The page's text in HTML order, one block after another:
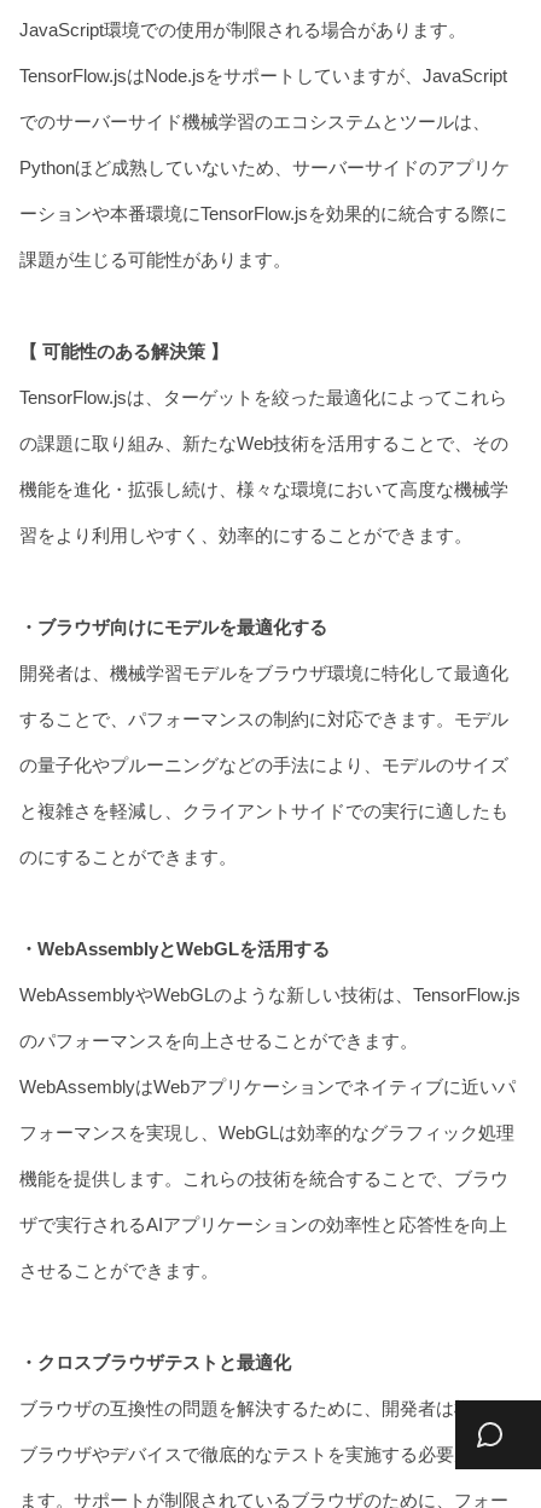
JavaScript環境での使用が制限される場合があります。
TensorFlow.jsはNode.jsをサポートしていますが、JavaScript
でのサーバーサイド機械学習のエコシステムとツールは、
Pythonほど成熟していないため、サーバーサイドのアプリケ
ーションや本番環境にTensorFlow.jsを効果的に統合する際に
課題が生じる可能性があります。
【 可能性のある解決策 】
TensorFlow.jsは、ターゲットを絞った最適化によってこれら
の課題に取り組み、新たなWeb技術を活用することで、その
機能を進化・拡張し続け、様々な環境において高度な機械学
習をより利用しやすく、効率的にすることができます。
・ブラウザ向けにモデルを最適化する
開発者は、機械学習モデルをブラウザ環境に特化して最適化
することで、パフォーマンスの制約に対応できます。モデル
の量子化やプルーニングなどの手法により、モデルのサイズ
と複雑さを軽減し、クライアントサイドでの実行に適したも
のにすることができます。
・WebAssemblyとWebGLを活用する
WebAssemblyやWebGLのような新しい技術は、TensorFlow.js
のパフォーマンスを向上させることができます。
WebAssemblyはWebアプリケーションでネイティブに近いパ
フォーマンスを実現し、WebGLは効率的なグラフィック処理
機能を提供します。これらの技術を統合することで、ブラウ
ザで実行されるAIアプリケーションの効率性と応答性を向上
させることができます。
・クロスブラウザテストと最適化
ブラウザの互換性の問題を解決するために、開発者は様々な
ブラウザやデバイスで徹底的なテストを実施する必要があり
ます。サポートが制限されているブラウザのために、フォー